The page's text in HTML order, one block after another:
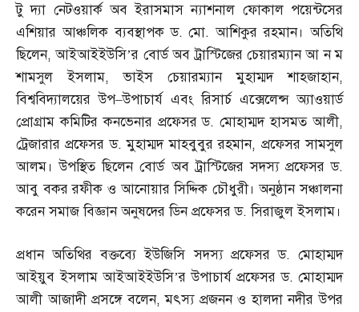
টু দ্যা নেটওয়ার্ক অব ইরাসমাস ন্যাশনাল ফোকাল পয়েন্টসের
এশিয়ার আঞ্চলিক ব্যবস্থাপক ড.মো.আশিকুর রহমান। অতিথি
ছিলেন,আইআইইউসি’র বোর্ড অব ট্রাস্টিজের চেয়ারম্যান আ ন ম
শামসুল ইসলাম,ভাইস চেয়ারম্যান মুহাম্মদ শাহজাহান,
বিশ্ববিদ্যালয়ের উপ–উপাচার্য এবং রিসার্চ এক্সেলেন্স অ্যাওয়ার্ড
প্রোগ্রাম কমিটির কনভেনার প্রফেসর ড.মোহাম্মদ হাসমত আলী,
ট্রেজারার প্রফেসর ড.মুহাম্মদ মাহবুবুর রহমান, প্রফেসর সামসুল
আলম। উপস্থিত ছিলেন বোর্ড অব ট্রাস্টিজের সদস্য প্রফেসর ড.
আবু বকর রফীক ও আনোয়ার সিদ্দিক চৌধুরী। অনুষ্ঠান সঞ্চালনা
করেন সমাজ বিজ্ঞান অনুষদের ডিন প্রফেসর ড.সিরাজুল ইসলাম।
প্রধান অতিথির বক্তব্যে ইউজিসি সদস্য প্রফেসর ড.মোহাম্মদ
আইয়ুব ইসলাম আইআইইউসি’র উপাচার্য প্রফেসর ড. মোহাম্মদ
আলী আজাদী প্রসঙ্গে বলেন,মৎস্য প্রজনন ও হালদা নদীর উপর